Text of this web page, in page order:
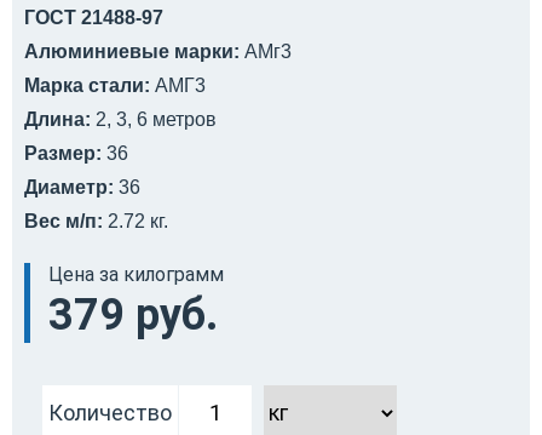
ГОСТ 21488-97
Алюминиевые марки: АМг3
Марка стали: АМГ3
Длина: 2, 3, 6 метров
Размер: 36
Диаметр: 36
Вес м/п: 2.72 кг.
Цена за килограмм
379 руб.
Количество